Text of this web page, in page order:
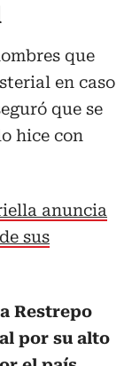
que
en caso
que se
hice con
anuncia
sus
Restrepo
por su alto